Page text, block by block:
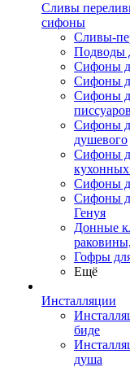
Сливы
сифоны
Сливы-
Подводы
Сифоны
Сифоны
Сифоны
писсуаров
Сифоны
душевого
Сифоны
Сифоны
Сифоны
Генуя
Донные
Гофры
Ещё
Инсталляции
биде
душа